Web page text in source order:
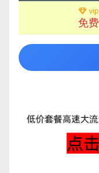
vip
免费